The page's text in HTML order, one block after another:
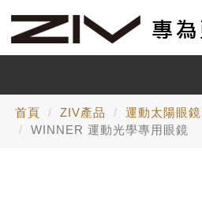
首頁 ZIV產品
運動太陽眼鏡
WINNER 運動光學專用眼鏡